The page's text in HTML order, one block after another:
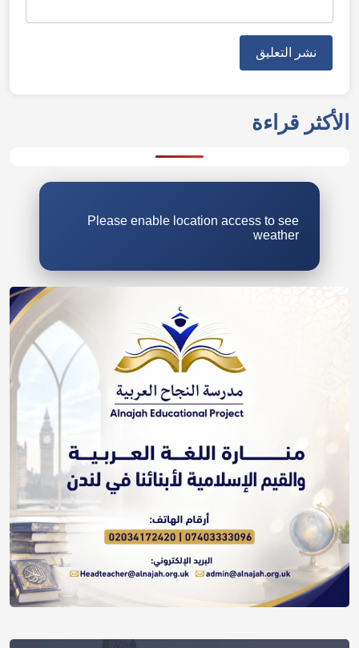
الأكثر قراءة
Please enable location access to see
weather